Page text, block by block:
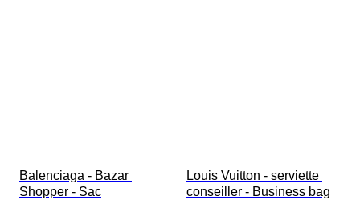
Balenciaga - Bazar
Shopper - Sac
Louis Vuitton - serviette
conseiller - Business bag